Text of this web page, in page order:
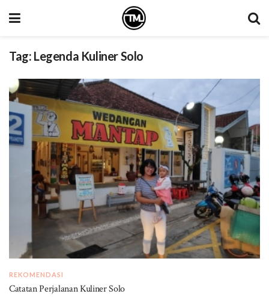
Tag: Legenda Kuliner Solo
REKOMENDASI
Catatan Perjalanan Kuliner Solo